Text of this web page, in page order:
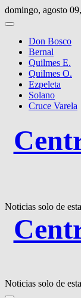
Saltar
al
domingo, agosto
Don Bosco
Bernal
Quilmes E.
Quilmes O.
Ezpeleta
Solano
Cruce Varela
Noticias solo de
Noticias solo de